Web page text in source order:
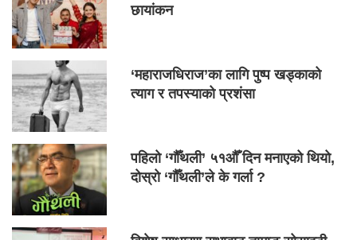
छायांकन
‘महाराजधिराज’का लागि पुष्प खड्काको
त्याग र तपस्याको प्रशंसा
पहिलो ‘गौँथली’ ५१औँ दिन मनाएको थियो,
दोस्रो ‘गौँथली’ले के गर्ला ?